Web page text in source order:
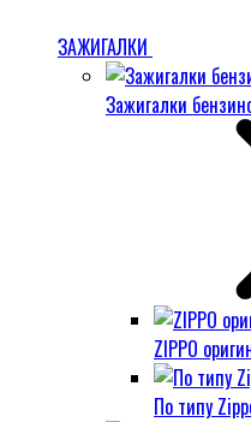
ЗАЖИГАЛКИ
Зажигалки
ZIPPO
По типу